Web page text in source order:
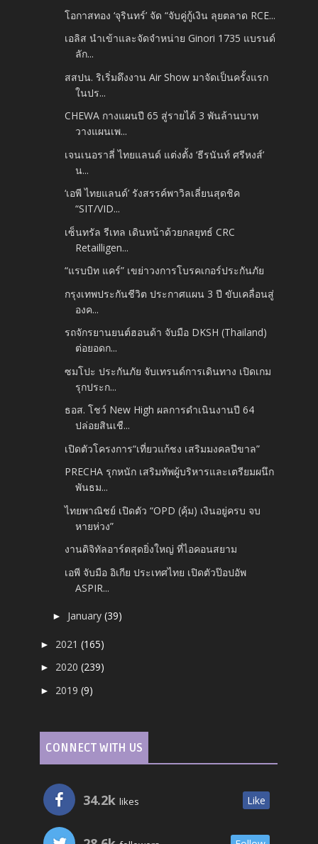
โอกาสทอง ‘จุรินทร์’ จัด “จับคู่กู้เงิน ลุยตลาด RCE...
เอลิส นำเข้าและจัดจำหน่าย Ginori 1735 แบรนด์
ลัก...
สสปน. ริเริ่มดึงงาน Air Show มาจัดเป็นครั้งแรก
ในปร...
CHEWA กางแผนปี 65 สู่รายได้ 3 พันล้านบาท
วางแผนเพ...
เจนเนอราลี่ ไทยแลนด์ แต่งตั้ง ‘ธีรนันท์ ศรีหงส์’
น...
‘เอพี ไทยแลนด์’ รังสรรค์พาวิลเลี่ยนสุดชิค
“SIT/VID...
เซ็นทรัล รีเทล เดินหน้าด้วยกลยุทธ์ CRC
Retailligen...
“แรบบิท แคร์” เขย่าวงการโบรคเกอร์ประกันภัย
กรุงเทพประกันชีวิต ประกาศแผน 3 ปี ขับเคลื่อนสู่
องค...
รถจักรยานยนต์ฮอนด้า จับมือ DKSH (Thailand)
ต่อยอดก...
ซมโปะ ประกันภัย จับเทรนด์การเดินทาง เปิดเกม
รุกประก...
ธอส. โชว์ New High ผลการดำเนินงานปี 64
ปล่อยสินเชื...
เปิดตัวโครงการ“เที่ยวแก้ชง เสริมมงคลปีขาล”
PRECHA รุกหนัก เสริมทัพผู้บริหารและเตรียมผนึก
พันธม...
ไทยพาณิชย์ เปิดตัว “OPD (คุ้ม) เงินอยู่ครบ จบ
หายห่วง”
งานดิจิทัลอาร์ตสุดยิ่งใหญ่ ที่ไอคอนสยาม
เอพี จับมือ อิเกีย ประเทศไทย เปิดตัวป๊อปอัพ
ASPIR...
► January(39)
► 2021(165)
► 2020(239)
► 2019(9)
CONNECT WITH US
34.2k likes Like